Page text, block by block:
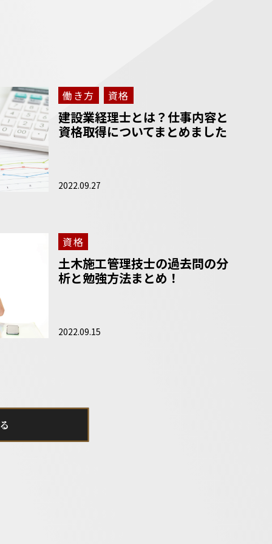
働き方 資格
建設業経理士とは？仕事内容と
資格取得についてまとめました
2022.09.27
資格
土木施工管理技士の過去問の分
析と勉強方法まとめ！
2022.09.15